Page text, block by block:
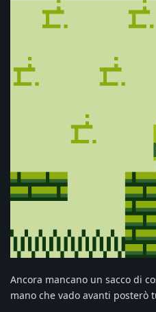
Ancora mancano un sacco di
mano che vado avanti posterò